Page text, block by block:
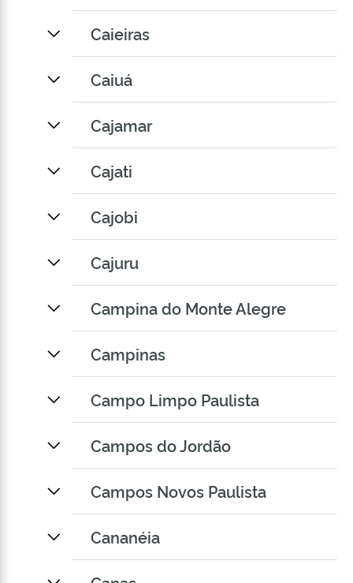
Caieiras
Caiuá
Cajamar
Cajati
Cajobi
Cajuru
Campina do Monte Alegre
Campinas
Campo Limpo Paulista
Campos do Jordão
Campos Novos Paulista
Cananéia